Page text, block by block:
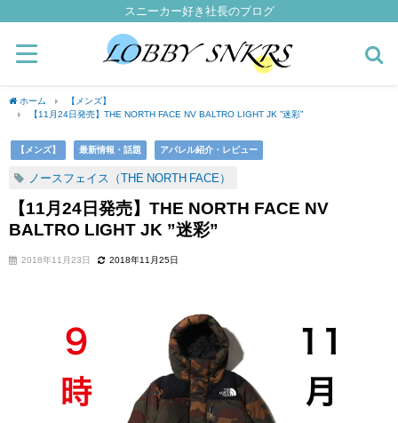
スニーカー好き社長のブログ
ホーム
【メンズ】
【11月24日発売】THE NORTH FACE NV BALTRO LIGHT JK ”迷彩”
【メンズ】 最新情報・話題 アパレル紹介・レビュー
ノースフェイス（THE NORTH FACE）
【11月24日発売】THE NORTH FACE NV
BALTRO LIGHT JK ”迷彩”
2018年11月23日 2018年11月25日